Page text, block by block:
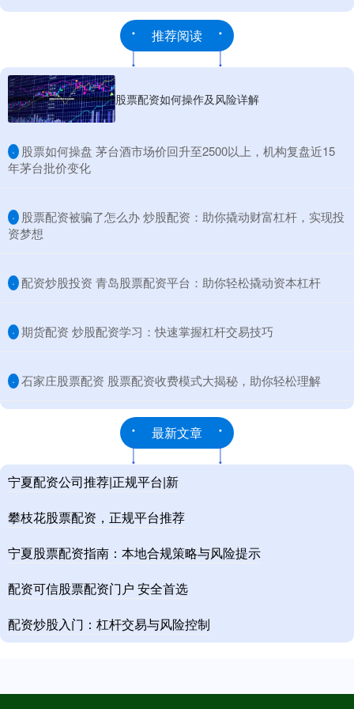
推荐阅读
股票配资如何操作及风险详解
· ​股票如何操盘 茅台酒市场价回升至2500以上，机构复盘近15
年茅台批价变化
· ​股票配资被骗了怎么办 炒股配资：助你撬动财富杠杆，实现投
资梦想
· ​配资炒股投资 青岛股票配资平台：助你轻松撬动资本杠杆
· ​期货配资 炒股配资学习：快速掌握杠杆交易技巧
· ​石家庄股票配资 股票配资收费模式大揭秘，助你轻松理解
最新文章
宁夏配资公司推荐|正规平台|新
攀枝花股票配资，正规平台推荐
宁夏股票配资指南：本地合规策略与风险提示
配资可信股票配资门户 安全首选
配资炒股入门：杠杆交易与风险控制